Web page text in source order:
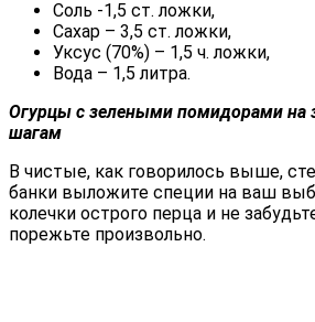
Соль -1,5 ст. ложки,
Сахар – 3,5 ст. ложки,
Уксус (70%) – 1,5 ч. ложки,
Вода – 1,5 литра.
Огурцы с зелеными помидорами на
шагам
В чистые, как говорилось выше,
банки выложите специи на ваш
колечки острого перца и не
порежьте произвольно.